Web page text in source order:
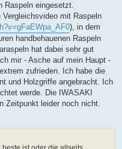
Raspeln eingesetzt.
Vergleichsvideo mit Raspeln
), in dem
handbehauenen Raspeln
hat dabei sehr gut
mir - Asche auf mein Haupt -
zufrieden. Ich habe die
und Holzgriffe angebracht. Ich
werde. Die IWASAKI
Zeitpunkt leider noch nicht.